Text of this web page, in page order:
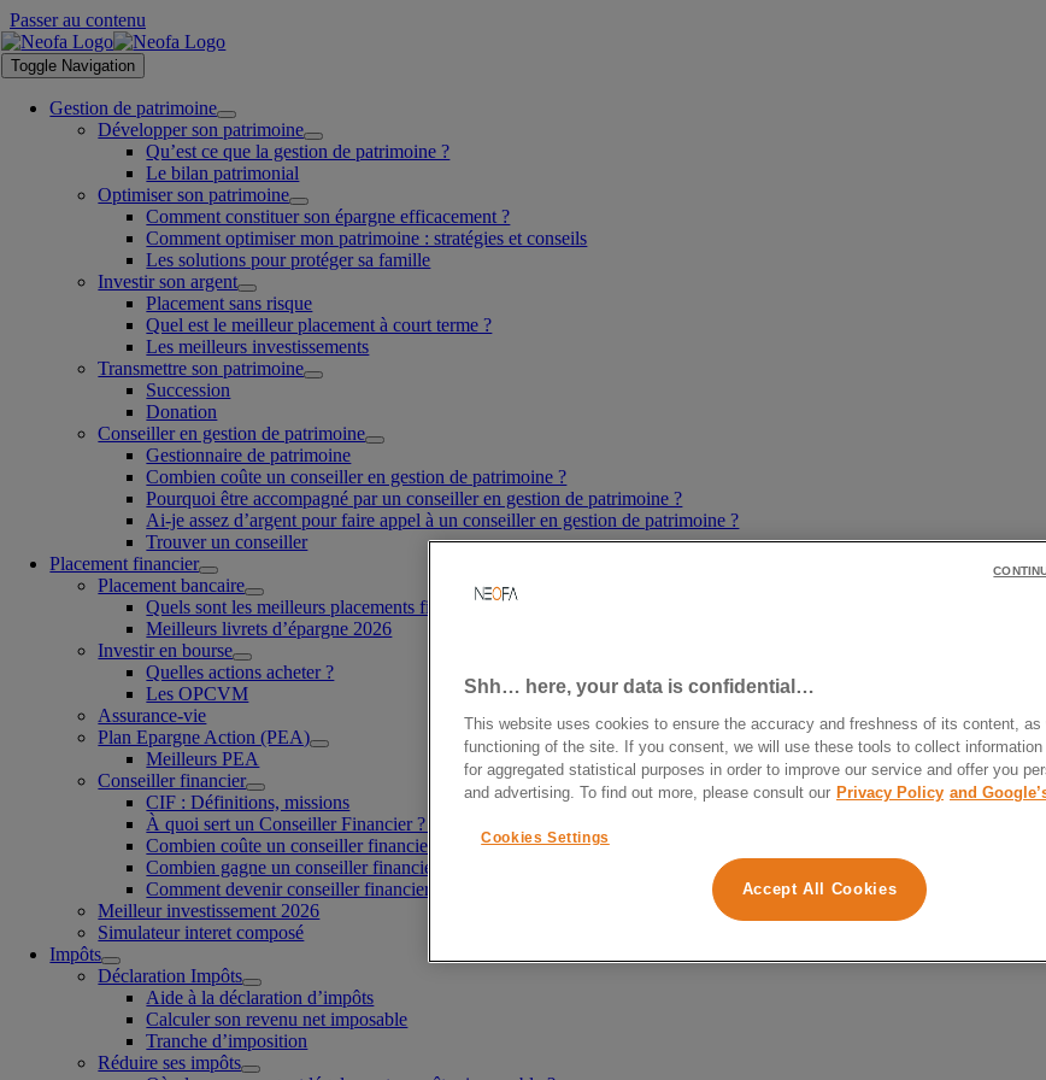
Passer au contenu
Toggle Navigation
Gestion de patrimoine
Développer son patrimoine
Qu’est ce que la gestion de patrimoine ?
Le bilan patrimonial
Optimiser son patrimoine
Comment constituer son épargne efficacement ?
Comment optimiser mon patrimoine : stratégies et conseils
Les solutions pour protéger sa famille
Investir son argent
Placement sans risque
Quel est le meilleur placement à court terme ?
Les meilleurs investissements
Transmettre son patrimoine
Succession
Donation
Conseiller en gestion de patrimoine
Gestionnaire de patrimoine
Combien coûte un conseiller en gestion de patrimoine ?
Pourquoi être accompagné par un conseiller en gestion de patrimoine ?
Ai-je assez d’argent pour faire appel à un conseiller en gestion de patrimoine ?
Trouver un conseiller
Placement financier
Placement bancaire
Quels sont les meilleurs placements financier à court terme ?
Meilleurs livrets d’épargne 2026
Investir en bourse
Quelles actions acheter ?
Les OPCVM
Assurance-vie
Plan Epargne Action (PEA)
Meilleurs PEA
Conseiller financier
CIF : Définitions, missions
À quoi sert un Conseiller Financier ?
Combien coûte un conseiller financier ?
Combien gagne un conseiller financier ?
Comment devenir conseiller financier ?
Meilleur investissement 2026
Simulateur interet composé
Impôts
Déclaration Impôts
Aide à la déclaration d’impôts
Calculer son revenu net imposable
Tranche d’imposition
Réduire ses impôts
Shh… here, your data is confidential…
This website uses cookies to ensure the accuracy and freshness of its content, as
functioning of the site. If you consent, we will use these tools to collect
for aggregated statistical purposes in order to improve our service and offer you
and advertising. To find out more, please consult our Privacy Policy and
Cookies Settings
Accept All Cookies